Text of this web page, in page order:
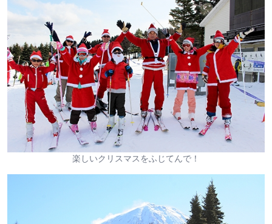
楽しいクリスマスをふじてんで！